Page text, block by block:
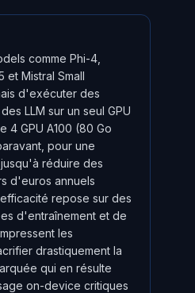
comme Phi-4,
et Mistral Small
d'exécuter des
LLM sur un seul GPU
4 GPU A100 (80 Go
pour une
réduire des
d'euros annuels
repose sur des
d'entraînement et de
les
drastiquement la
qui en résulte
on-device critiques